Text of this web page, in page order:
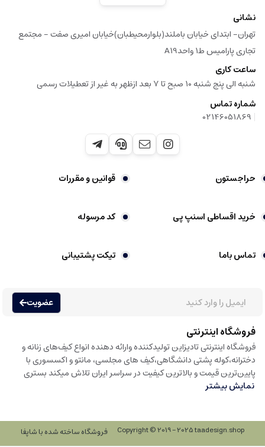
نشانی
تهران- ابتدای خیابان باملند(بلوارمحیطبان)خیابان امیری صفت - مجتمع
تجاری پارامیس ط1 واحدA19
ساعت کاری
شنبه الی پنج شنبه 10 صبح تا 7 بعد ازظهر به غیر از تعطیلات رسمی
شماره تماس
|
02146051869
حراجستون قوانین و مقررات
خرید اقساطی اسنپ پی کد مرسوله
تماس باما تیکت پشتیبانی
عضویت
فروشگاه اینترنتی
فروشگاه اینترنتی تادیزاین تولیدکننده وارائه دهنده انواع کیف‌های زنانه و
دخترانه،کوله پشتی دانشگاهی،کیف های مجلسی، مانتو و اکسسوری با
پایین‌ترین قیمت و بالاترین کیفیت در سراسر ایران تلاش میکند بستری
نمایش بیشتر
Copyright © 2019 - 2025 taadesign.shop فروشگاه ساخته شده با شاپفا